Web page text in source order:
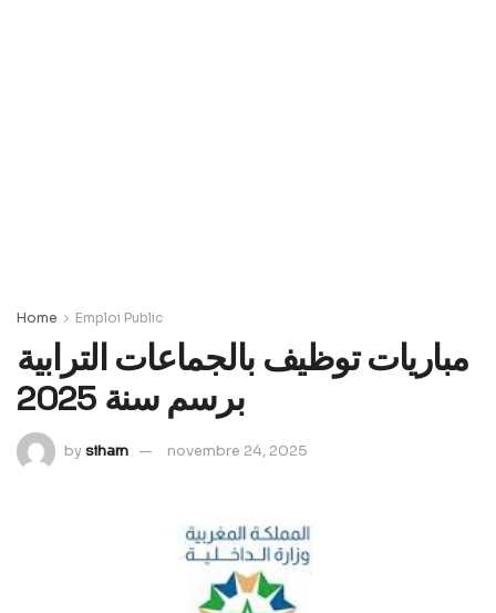
Home Emploi Public
مباريات توظيف بالجماعات الترابية
برسم سنة 2025
bysiham novembre 24, 2025